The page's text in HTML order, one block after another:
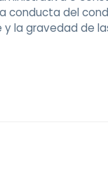
conducta del
la gravedad de